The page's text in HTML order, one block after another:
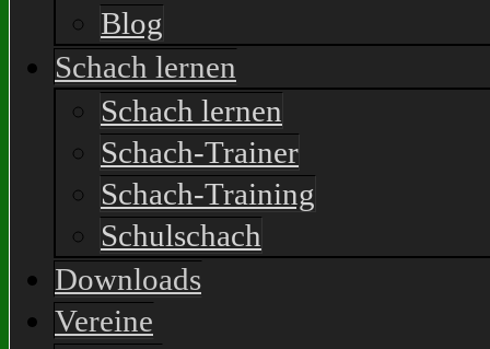
Blog
Schach lernen
Schach lernen
Schach-Trainer
Schach-Training
Schulschach
Downloads
Vereine